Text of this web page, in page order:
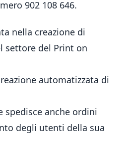
902 108 646.
nella creazione di
settore del Print on
automatizzata di
spedisce anche ordini
degli utenti della sua